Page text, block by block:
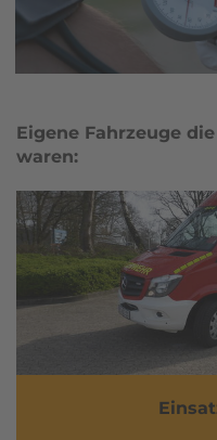
Eigene Fahrzeuge
waren: